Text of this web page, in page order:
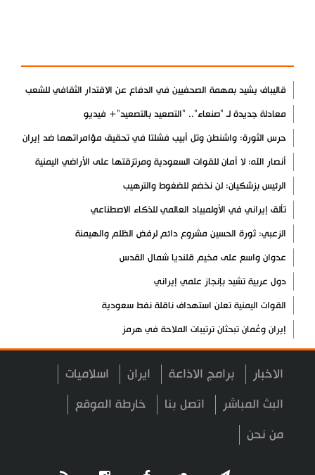
قاليباف يشيد بمهمة الصحفيين في الدفاع عن الاقتدار الثقافي للشعب
معادلة جديدة لـ "صنعاء".. "التصعيد بالتصعيد"+ فيديو
حرس الثورة: واشنطن وتل أبيب فشلتا في تحقيق مؤامراتهما ضد إيران
أنصار الله: لا أمان للقوات السعودية ومرتزقتها على الأراضي اليمنية
الرئيس بزشكيان: لن نخضع للضغوط والترهيب
تألق إيراني في الأولمبياد العالمي للذكاء الاصطناعي
الزعبي: ثورة الحسين مشروع دائم لرفض الظلم والهيمنة
عدوان واسع على مخيم قلنديا شمال القدس
دول عربية تشيد بإنجاز علمي إيراني
القوات اليمنية تعلن استهداف ناقلة نفط سعودية
إيران وعُمان تبحثان ترتيبات الملاحة في هرمز
السوائل النانوية تعزز كفاءة المحولات
توقيف مسلح في ملعب غولف تابع لترامب بكاليفورنيا
البرازيل تخفّض علاقاتها مع الأرجنتين وتندد بتصعيد أميركي
علي السيد: صمت الحكومة يضعف موقف لبنان
الاخبار برامج الاذاعة ايران اسلاميات
البث المباشر اتصل بنا خارطة الموقع
من نحن